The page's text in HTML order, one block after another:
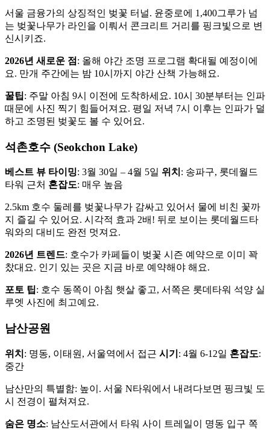
서울 금융가의 상징적인 벚꽃 터널. 윤중로에 1,400그루가 넘
는 벚꽃나무가 라인을 이뤄서 콘크리트 거리를 핑크빛으로 변
신시키죠.
2026년 새로운 점 : 올해 야간 조명 프로그램 확대될 예정이에
요. 만개 주간에는 밤 10시까지 야간 산책 가능해요.
꿀팁: 주말 아침 9시 이전에 도착하세요. 10시 30분부터는 인파
때문에 사진 찍기 힘들어져요. 평일 저녁 7시 이후는 인파가 덜
하고 조명된 벚꽃도 볼 수 있어요.
석촌호수 (Seokchon Lake)
베스트 뷰 타이밍: 3월 30일 – 4월 5일 위치 : 송파구, 롯데월드
타워 근처 혼잡도: 매우 높음
2.5km 호수 둘레를 벚꽃나무가 감싸고 있어서 물에 비친 꽃까
지 즐길 수 있어요. 시각적 효과 2배! 뒤로 보이는 롯데월드타
워와의 대비도 완전 멋져요.
2026년 트렌드: 호수가 카페들이 벚꽃 시즌 예약으로 이미 꽉
찼대요. 인기 있는 곳은 지금 바로 예약해야 해요.
포토 팁: 호수 동쪽이 아침 햇살 좋고, 서쪽은 롯데타워 석양 실
루엣 사진에 최고예요.
남산공원
위치 : 명동, 이태원, 서울역에서 접근 시기 : 4월 6-12일 혼잡도:
중간
남산만의 특별함: 높이. 서울 N타워에서 내려다보면 핑크빛 도
시 전경이 펼쳐져요.
숨은 명소: 남산도서관에서 타워 사이 트레일이 명동 입구 쪽